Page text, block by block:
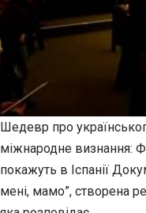
Шедевр про
міжнародне визнання:
покажуть в Іспанії
мені, мамо”, створена